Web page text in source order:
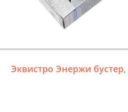
Эквистро Энержи бустер,